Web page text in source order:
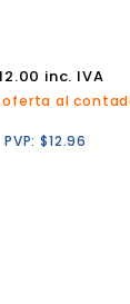
inc. IVA
oferta al
PVP:$12.96